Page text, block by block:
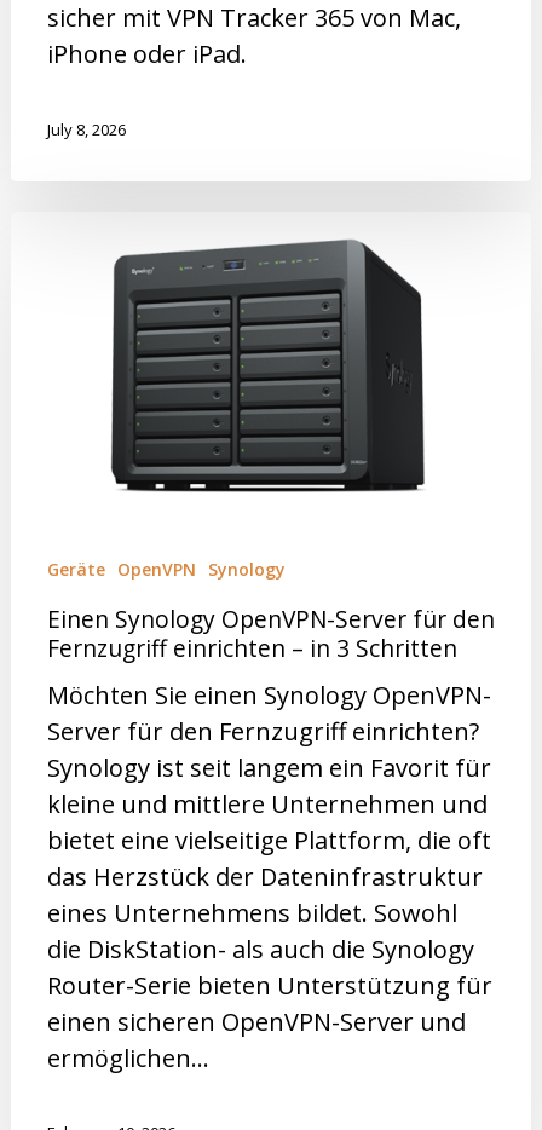
sicher mit VPN Tracker 365 von Mac,
iPhone oder iPad.
July 8, 2026
Geräte OpenVPN Synology
Einen Synology OpenVPN-Server für den
Fernzugriff einrichten – in 3 Schritten
Möchten Sie einen Synology OpenVPN-
Server für den Fernzugriff einrichten?
Synology ist seit langem ein Favorit für
kleine und mittlere Unternehmen und
bietet eine vielseitige Plattform, die oft
das Herzstück der Dateninfrastruktur
eines Unternehmens bildet. Sowohl
die DiskStation- als auch die Synology
Router-Serie bieten Unterstützung für
einen sicheren OpenVPN-Server und
ermöglichen…